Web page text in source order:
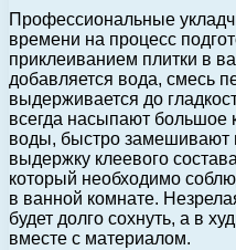
Профессиональные
времени на процесс
приклеиванием плитки в
добавляется вода, смесь
выдерживается до
всегда насыпают большое
воды, быстро замешивают
выдержку клеевого
который необходимо
в ванной комнате.
будет долго сохнуть, а в
вместе с материалом.